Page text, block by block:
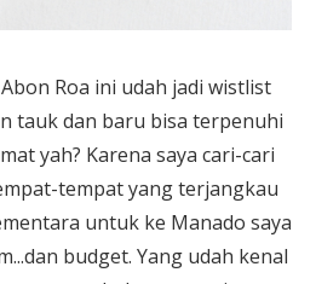
Roa ini udah jadi wistlist
tauk dan baru bisa terpenuhi
yah? Karena saya cari-cari
tempat yang terjangkau
untuk ke Manado saya
budget. Yang udah kenal